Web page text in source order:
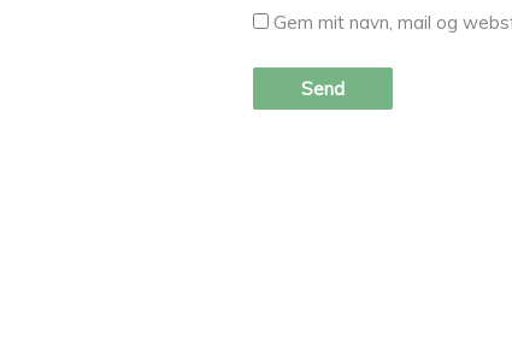
Gem mit navn, mail og